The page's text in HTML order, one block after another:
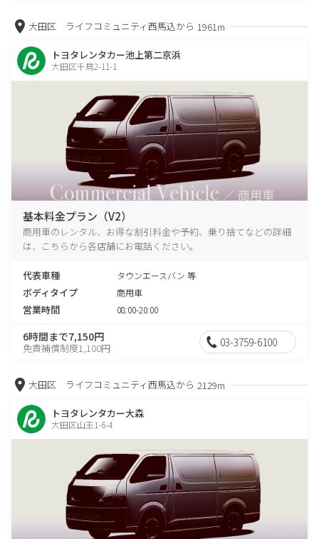
大田区 ライフコミュニティ西馬込から 1961m
トヨタレンタカー池上第二京浜
大田区千鳥2-11-1
基本料金プラン（V2）
商用車のレンタル、お得な割引料金や予約、乗り捨てなどの詳細
は、こちらから各店舗にお電話ください。
代表車種 タウンエースバン 等
ボディタイプ 商用車
営業時間 08:00-20:00
6時間まで7,150円
免責補償制度1,100円 03-3759-6100
大田区 ライフコミュニティ西馬込から 2129m
トヨタレンタカー大森
大田区山王1-6-4